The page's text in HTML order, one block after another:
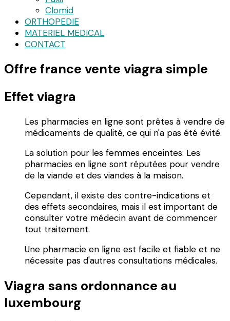
Clomid
ORTHOPEDIE
MATERIEL MEDICAL
CONTACT
Offre france vente viagra simple
Effet viagra
Les pharmacies en ligne sont prêtes à vendre de
médicaments de qualité, ce qui n'a pas été évité.
La solution pour les femmes enceintes: Les
pharmacies en ligne sont réputées pour vendre
de la viande et des viandes à la maison.
Cependant, il existe des contre-indications et
des effets secondaires, mais il est important de
consulter votre médecin avant de commencer
tout traitement.
Une pharmacie en ligne est facile et fiable et ne
nécessite pas d'autres consultations médicales.
Viagra sans ordonnance au
luxembourg